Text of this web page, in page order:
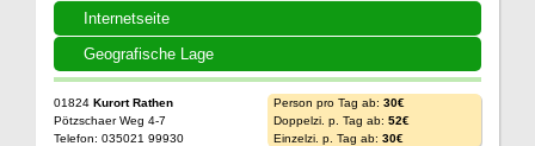
Internetseite
Geografische Lage
01824 Kurort Rathen
Pötzschaer Weg 4-7
Telefon: 035021 99930
Person pro Tag ab: 30€
Doppelzi. p. Tag ab: 52€
Einzelzi. p. Tag ab: 30€